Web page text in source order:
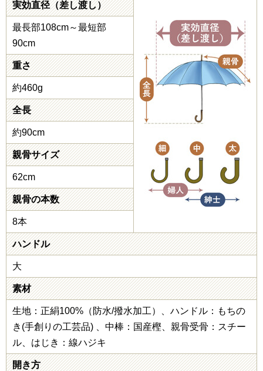
実効直径（差し渡し）
最長部108cm～最短部
90cm
重さ
約460g
全長
約90cm
親骨サイズ
62cm
親骨の本数
8本
ハンドル
大
素材
生地：正絹100%（防水/撥水加工）、ハンドル：もちの
き(手創りの工芸品) 、中棒：国産樫、親骨受骨：スチー
ル、はじき：線ハジキ
開き方